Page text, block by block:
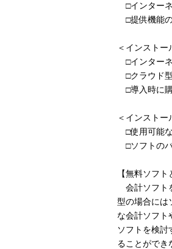
□インターネ
□提供機能の
＜インストー
□インターネ
□クラウド型
□導入時に購
＜インストー
□使用可能な
□ソフトのバ
【無料ソフト
会計ソフト
型の場合には
な会計ソフト
ソフトを検討
ることができ